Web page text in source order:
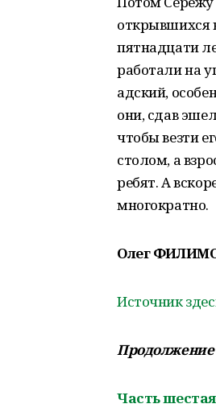
открывшихся
пятнадцати
работали на
адский,
они, сдав
чтобы везти
столом, а
ребят. А
многократно.
Олег
Источник
Продолжение
Часть шестая